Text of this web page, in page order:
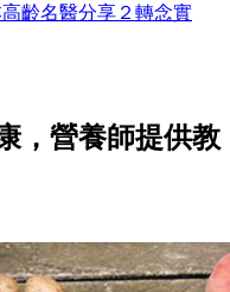
齡名醫分享２轉念實
，營養師提供教